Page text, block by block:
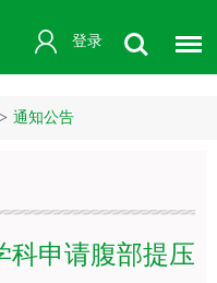
登录
通知公告
科申请腹部提压